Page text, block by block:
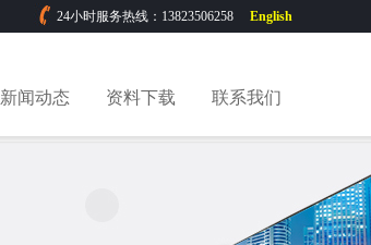
24小时服务热线：13823506258 English
新闻动态 资料下载 联系我们